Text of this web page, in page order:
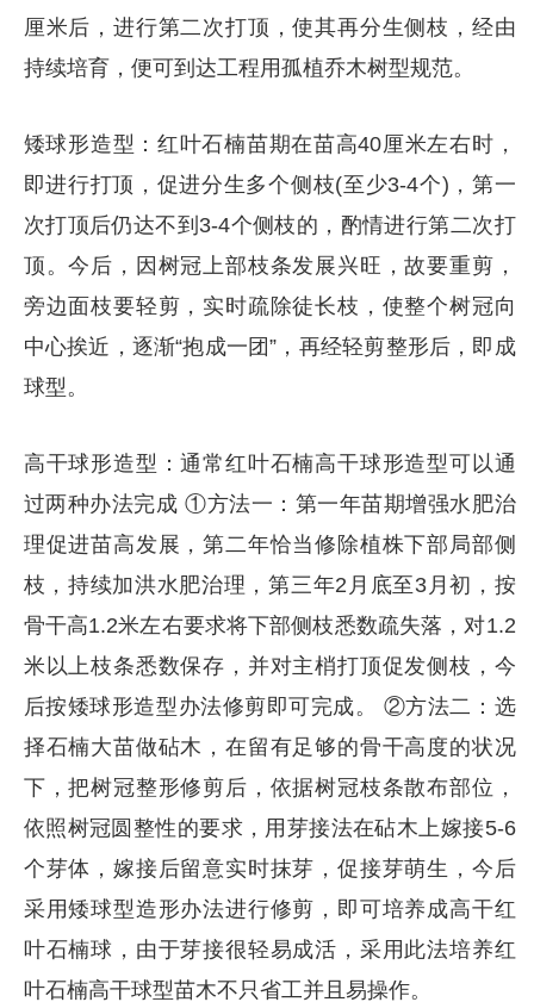
厘米后，进行第二次打顶，使其再分生侧枝，经由
持续培育，便可到达工程用孤植乔木树型规范。
矮球形造型：红叶石楠苗期在苗高40厘米左右时，
即进行打顶，促进分生多个侧枝(至少3-4个)，第一
次打顶后仍达不到3-4个侧枝的，酌情进行第二次打
顶。今后，因树冠上部枝条发展兴旺，故要重剪，
旁边面枝要轻剪，实时疏除徒长枝，使整个树冠向
中心挨近，逐渐“抱成一团”，再经轻剪整形后，即成
球型。
高干球形造型：通常红叶石楠高干球形造型可以通
过两种办法完成 ①方法一：第一年苗期增强水肥治
理促进苗高发展，第二年恰当修除植株下部局部侧
枝，持续加洪水肥治理，第三年2月底至3月初，按
骨干高1.2米左右要求将下部侧枝悉数疏失落，对1.2
米以上枝条悉数保存，并对主梢打顶促发侧枝，今
后按矮球形造型办法修剪即可完成。 ②方法二：选
择石楠大苗做砧木，在留有足够的骨干高度的状况
下，把树冠整形修剪后，依据树冠枝条散布部位，
依照树冠圆整性的要求，用芽接法在砧木上嫁接5-6
个芽体，嫁接后留意实时抹芽，促接芽萌生，今后
采用矮球型造形办法进行修剪，即可培养成高干红
叶石楠球，由于芽接很轻易成活，采用此法培养红
叶石楠高干球型苗木不只省工并且易操作。